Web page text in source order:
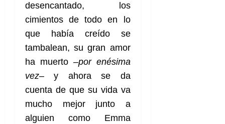
desencantado, los
cimientos de todo en lo
que había creído se
tambalean, su gran amor
ha muerto –por enésima
vez– y ahora se da
cuenta de que su vida va
mucho mejor junto a
alguien como Emma